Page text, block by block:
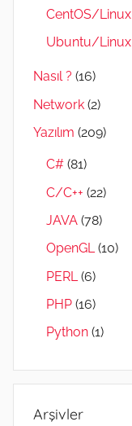
CentOS/Linux
Ubuntu/Linux
Nasıl ? (16)
Network (2)
Yazılım (209)
C# (81)
C/C++ (22)
JAVA (78)
OpenGL(10)
PERL (6)
PHP (16)
Python (1)
Arşivler